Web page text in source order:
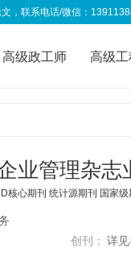
，联系电话/微信：
高级政工师 高级
业管理杂志
核心期刊 统计源期刊 国家级
创刊： 详